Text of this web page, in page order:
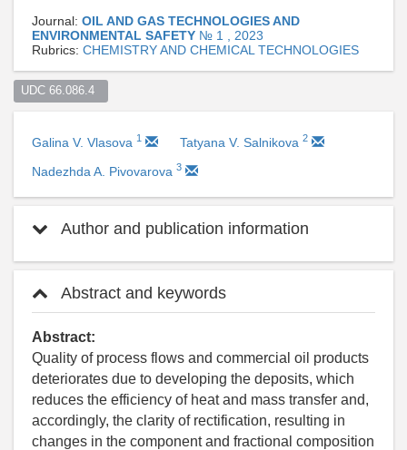
Journal: OIL AND GAS TECHNOLOGIES AND
ENVIRONMENTAL SAFETY № 1 , 2023
Rubrics: CHEMISTRY AND CHEMICAL TECHNOLOGIES
UDC 66.086.4
Galina V. Vlasova 1 Tatyana V. Salnikova 2
Nadezhda A. Pivovarova 3
Author and publication information
Abstract and keywords
Abstract:
Quality of process flows and commercial oil products
deteriorates due to developing the deposits, which
reduces the efficiency of heat and mass transfer and,
accordingly, the clarity of rectification, resulting in
changes in the component and fractional composition